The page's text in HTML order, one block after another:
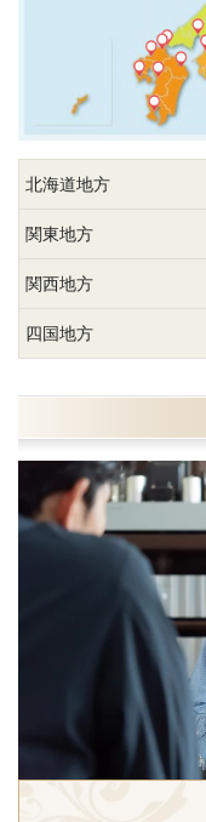
北海道地方
関東地方
関西地方
四国地方